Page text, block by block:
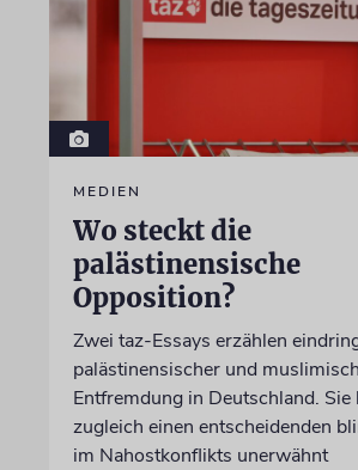
MEDIEN
Wo steckt die
palästinensische
Opposition?
Zwei taz-Essays erzählen
palästinensischer und
Entfremdung in Deutschland. Sie
zugleich einen entscheidenden
im Nahostkonflikts unerwähnt